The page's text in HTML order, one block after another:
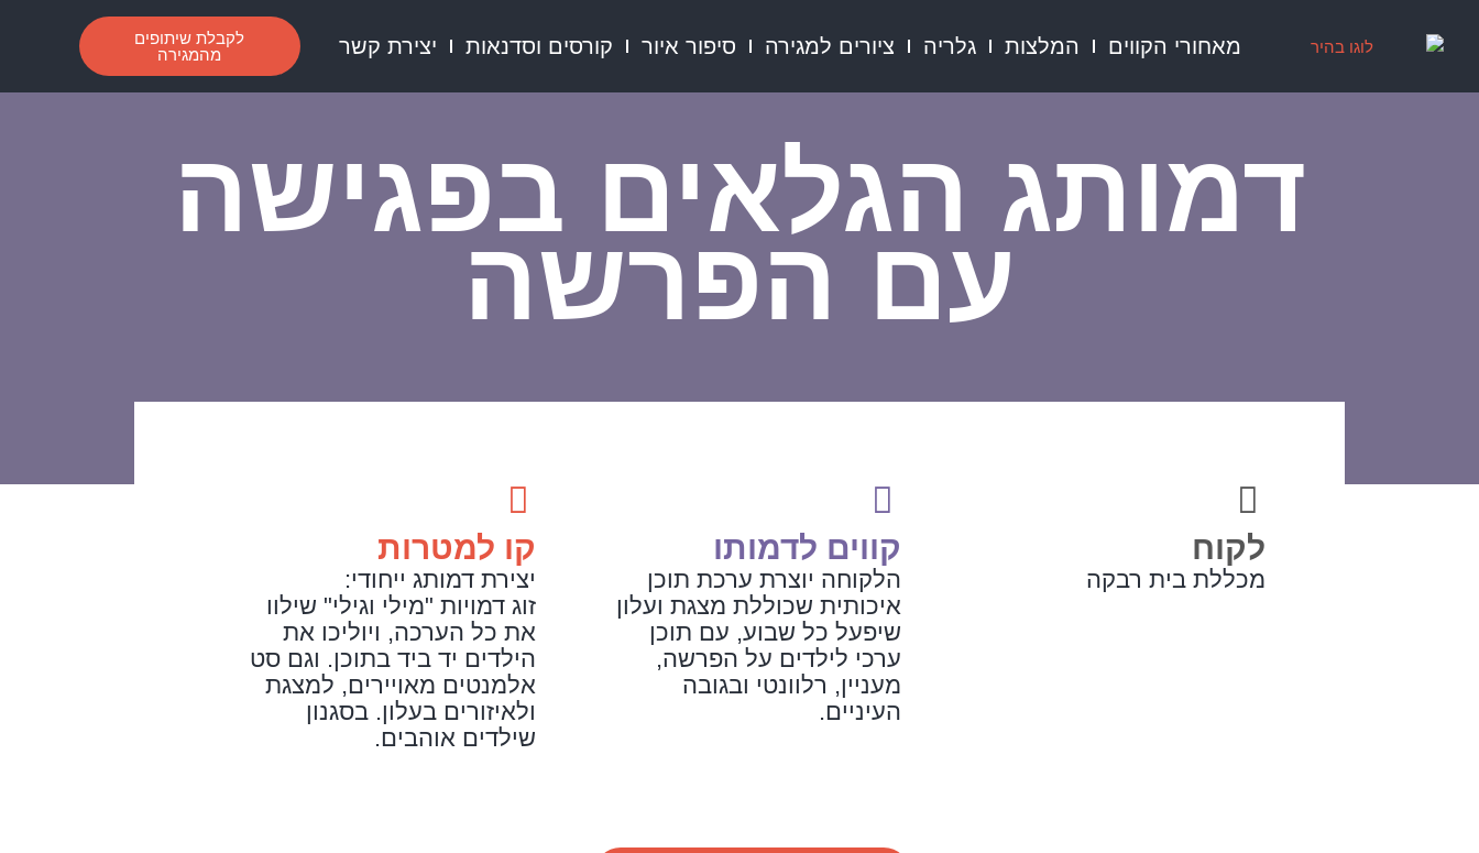
לתוכן
מאחורי הקווים המלצות גלריה ציורים למגירה סיפור איור קורסים וסדנאות יצירת קשר
לקבלת שיתופים
מהמגירה
דמותג הגלאים בפגישה
עם הפרשה
לקוח
מכללת בית רבקה
קווים לדמותו
הלקוחה יוצרת ערכת תוכן
איכותית שכוללת מצגת ועלון
שיפעל כל שבוע, עם תוכן
ערכי לילדים על הפרשה,
מעניין, רלוונטי ובגובה
העיניים.
קו למטרות
יצירת דמותג ייחודי:
זוג דמויות "מילי וגילי" שילוו
את כל הערכה, ויוליכו את
הילדים יד ביד בתוכן. וגם סט
אלמנטים מאויירים, למצגת
ולאיזורים בעלון. בסגנון
שילדים אוהבים.